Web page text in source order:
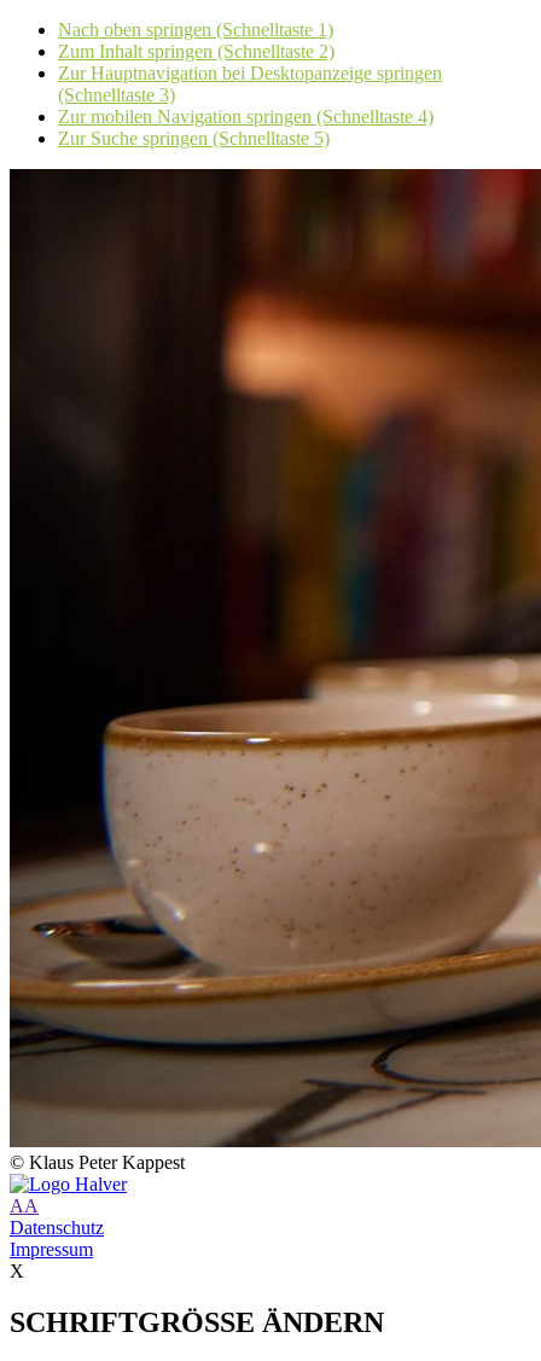
Nach oben springen (Schnelltaste 1)
Zum Inhalt springen (Schnelltaste 2)
Zur Hauptnavigation bei Desktopanzeige springen
(Schnelltaste 3)
Zur mobilen Navigation springen (Schnelltaste 4)
Zur Suche springen (Schnelltaste 5)
© Klaus Peter Kappest
AA
Datenschutz
Impressum
X
SCHRIFTGRÖSSE ÄNDERN